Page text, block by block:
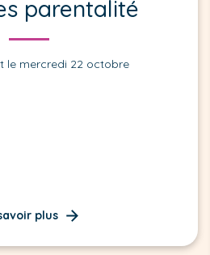
parentalité
le mercredi 22 octobre
plus